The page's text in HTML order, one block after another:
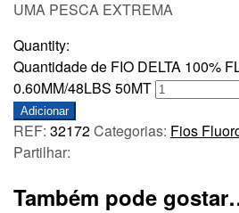
UMA PESCA EXTREMA
Quantity:
Quantidade de FIO DELTA 100%
0.60MM/48LBS 50MT
Adicionar
REF: 32172Categorias: Fios
Partilhar:
Também pode